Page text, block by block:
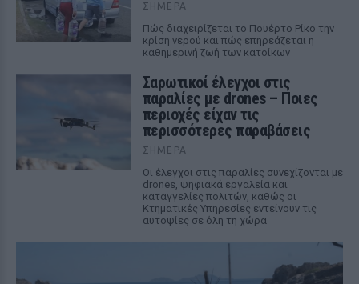
ΣΉΜΕΡΑ
Πώς διαχειρίζεται το Πουέρτο Ρίκο την
κρίση νερού και πώς επηρεάζεται η
καθημερινή ζωή των κατοίκων
Σαρωτικοί έλεγχοι στις
παραλίες με drones – Ποιες
περιοχές είχαν τις
περισσότερες παραβάσεις
ΣΉΜΕΡΑ
Οι έλεγχοι στις παραλίες συνεχίζονται με
drones, ψηφιακά εργαλεία και
καταγγελίες πολιτών, καθώς οι
Κτηματικές Υπηρεσίες εντείνουν τις
αυτοψίες σε όλη τη χώρα